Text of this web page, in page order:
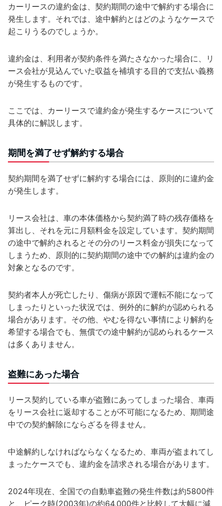
カーリースの違約金は、契約期間の途中で解約する場合に
発生します。それでは、途中解約とはどのようなケースで
起こりうるのでしょうか。
違約金は、利用者が契約条件を満たさなかった場合に、リ
ース会社が見込んでいた収益を補填する目的で支払い義務
が発生するものです。
ここでは、カーリースで違約金が発生するケースについて
具体的に解説します。
期間を満了せず解約する場合
契約期間を満了せずに解約する場合には、原則的に違約金
が発生します。
リース会社は、車の本体価格から契約満了時の残存価格を
算出し、それを元に月額料金を設定しています。契約期間
の途中で解約されるとその分のリース料金が損失になって
しまうため、原則的に契約期間の途中での解約は違約金の
対象となるのです。
契約者本人が死亡したり、傷病が原因で運転不能になって
しまったりといった状況では、例外的に解約が認められる
場合があります。その他、やむを得ない事情により解約を
希望する場合でも、無償での途中解約が認められるケース
は多くありません。
盗難にあった場合
リース契約している車が盗難にあってしまった場合、車両
をリース会社に返却することが不可能になるため、期間途
中での契約解除にならざるを得ません。
中途解約しなければならなくなるため、車両が盗まれてし
まったケースでも、違約金を請求される場合があります。
2024年現在、全国での自動車盗難の発生件数は約5800件
と、ピーク時(2003年)の約64,000件と比較して大幅に減